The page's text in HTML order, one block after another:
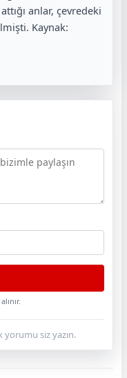
anlar, çevredeki
Kaynak:
yorumu siz yazın.